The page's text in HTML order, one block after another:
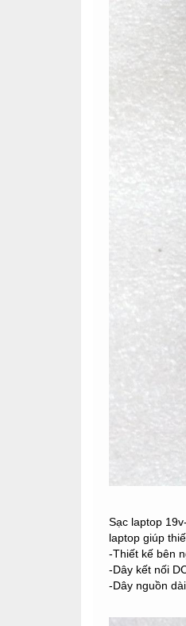
Sạc laptop
laptop giúp
-Thiết kế bên
-Dây kết nối
-Dây nguồn